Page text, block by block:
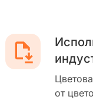
от